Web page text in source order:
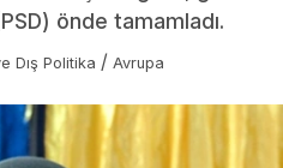
önde tamamladı.
Dış Politika / Avrupa